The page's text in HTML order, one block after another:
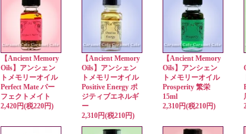
【Ancient Memory
Oils】アンシェン
トメモリーオイル
Perfect Mate パー
フェクトメイト
2,420円(税220円)
【Ancient Memory
Oils】アンシェン
トメモリーオイル
Positive Energy ポ
ジティブエネルギ
ー
2,310円(税210円)
【Ancient Memory
Oils】アンシェン
トメモリーオイル
Prosperity 繁栄
15ml
2,310円(税210円)